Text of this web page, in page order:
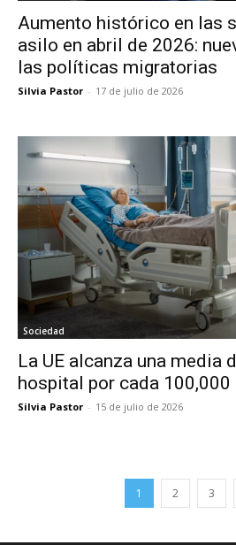
Aumento histórico en las
asilo en abril de 2026:
las políticas migratorias
Silvia Pastor - 17 de julio de 2026
Sociedad
La UE alcanza una media
hospital por cada 100,000
Silvia Pastor - 15 de julio de 2026
1 2 3